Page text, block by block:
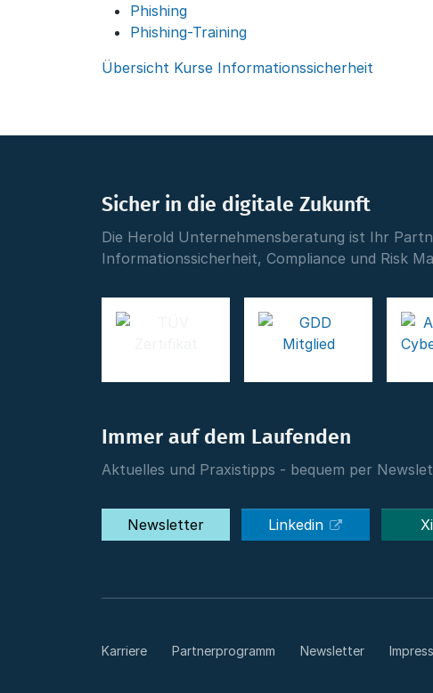
Phishing
Phishing-Training
Übersicht Kurse Informationssicherheit
Sicher in die digitale Zukunft
Die Herold Unternehmensberatung ist Ihr
Informationssicherheit, Compliance und Risk
Immer auf dem Laufenden
Aktuelles und Praxistipps - bequem per
Newsletter Linkedin
Karriere Partnerprogramm Newsletter